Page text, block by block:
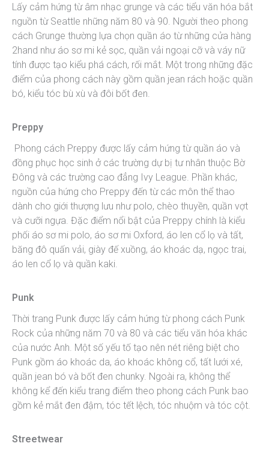
Lấy cảm hứng từ âm nhạc grunge và các tiểu văn hóa bắt
nguồn từ Seattle những năm 80 và 90. Người theo phong
cách Grunge thường lựa chọn quần áo từ những cửa hàng
2hand như áo sơ mi kẻ sọc, quần vải ngoại cỡ và váy nữ
tính được tạo kiểu phá cách, rối mắt. Một trong những đặc
điểm của phong cách này gồm quần jean rách hoặc quần
bó, kiểu tóc bù xù và đôi bốt đen.
Preppy
Phong cách Preppy được lấy cảm hứng từ quần áo và
đồng phục học sinh ở các trường dự bị tư nhân thuộc Bờ
Đông và các trường cao đẳng Ivy League. Phần khác,
nguồn của hứng cho Preppy đến từ các môn thể thao
dành cho giới thượng lưu như polo, chèo thuyền, quần vợt
và cưỡi ngựa. Đặc điểm nổi bật của Preppy chính là kiểu
phối áo sơ mi polo, áo sơ mi Oxford, áo len cổ lọ và tất,
băng đô quấn vải, giày đế xuồng, áo khoác dạ, ngọc trai,
áo len cổ lọ và quần kaki.
Punk
Thời trang Punk được lấy cảm hứng từ phong cách Punk
Rock của những năm 70 và 80 và các tiểu văn hóa khác
của nước Anh. Một số yếu tố tạo nên nét riêng biệt cho
Punk gồm áo khoác da, áo khoác không cổ, tất lưới xé,
quần jean bó và bốt đen chunky. Ngoài ra, không thể
không kể đến kiểu trang điểm theo phong cách Punk bao
gồm kẻ mắt đen đậm, tóc tết lệch, tóc nhuộm và tóc cột.
Streetwear